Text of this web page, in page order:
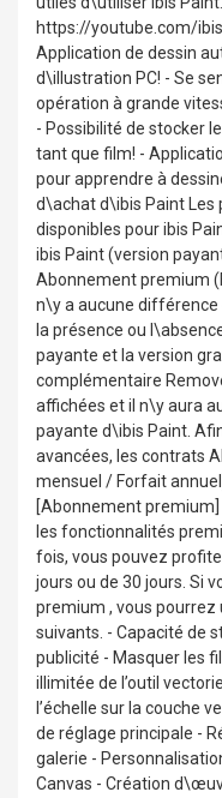
https://youtube.com/
Application de dessin
d\illustration PC! - Se
opération à grande
- Possibilité de stocker
tant que film! -
pour apprendre à
d\achat d\ibis Paint Les
disponibles pour ibis
ibis Paint (version
Abonnement premium
n\y a aucune différence
la présence ou
payante et la version
complémentaire
affichées et il n\y aura
payante d\ibis Paint.
avancées, les contrats
mensuel / Forfait
[Abonnement
les fonctionnalités
fois, vous pouvez
jours ou de 30 jours. Si
premium , vous
suivants. - Capacité de
publicité - Masquer les
illimitée de l’outil
l’échelle sur la couche
de réglage principale -
galerie -
Canvas - Création